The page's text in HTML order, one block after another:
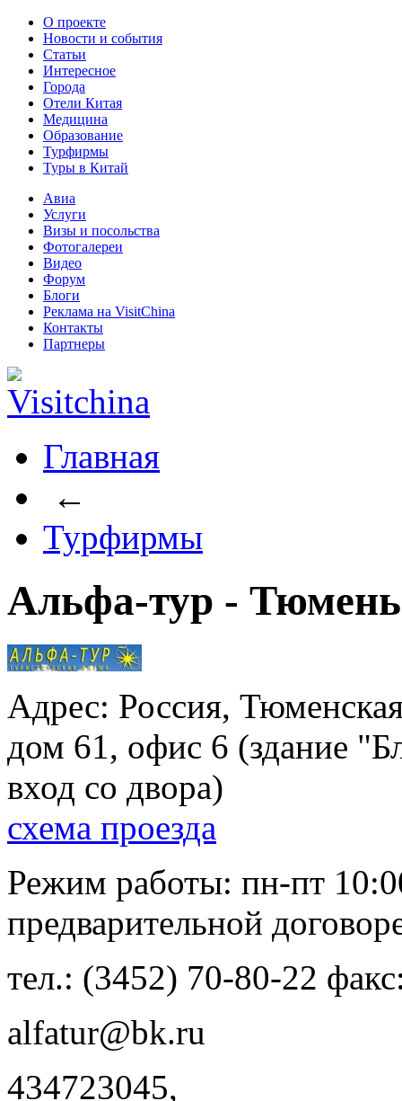
О проекте
Новости и события
Статьи
Интересное
Города
Отели Китая
Медицина
Образование
Турфирмы
Туры в Китай
Авиа
Услуги
Визы и посольства
Фотогалереи
Видео
Форум
Блоги
Реклама на VisitChina
Контакты
Партнеры
Главная
←
Турфирмы
Альфа-тур - Тюмень
Адрес: Россия,
дом 61, офис 6 (здание
вход со двора)
схема проезда
Режим работы: пн-пт
предварительной
тел.: (3452) 70-80-22
alfatur@bk.ru
434723045,